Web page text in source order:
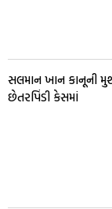
સલમાન ખાન કાનૂની
છેતરપિંડી કેસમાં